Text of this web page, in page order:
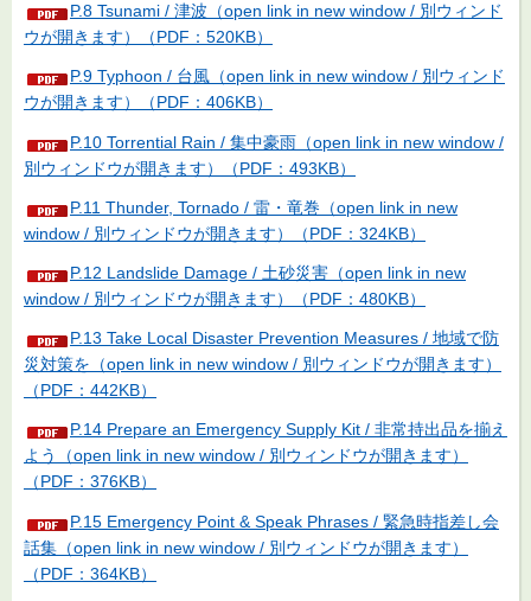
P.8 Tsunami / 津波（open link in new window / 別ウィンド
ウが開きます）（PDF：520KB）
P.9 Typhoon / 台風（open link in new window / 別ウィンド
ウが開きます）（PDF：406KB）
P.10 Torrential Rain / 集中豪雨（open link in new window /
別ウィンドウが開きます）（PDF：493KB）
P.11 Thunder, Tornado / 雷・竜巻（open link in new
window / 別ウィンドウが開きます）（PDF：324KB）
P.12 Landslide Damage / 土砂災害（open link in new
window / 別ウィンドウが開きます）（PDF：480KB）
P.13 Take Local Disaster Prevention Measures / 地域で防
災対策を（open link in new window / 別ウィンドウが開きます）
（PDF：442KB）
P.14 Prepare an Emergency Supply Kit / 非常持出品を揃え
よう（open link in new window / 別ウィンドウが開きます）
（PDF：376KB）
P.15 Emergency Point & Speak Phrases / 緊急時指差し会
話集（open link in new window / 別ウィンドウが開きます）
（PDF：364KB）